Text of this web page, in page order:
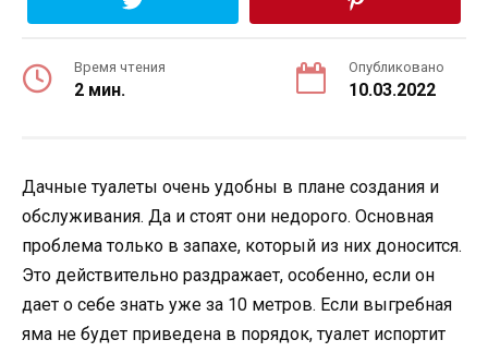
Время чтения
2 мин.
Опубликовано
10.03.2022
Дачные туалеты очень удобны в плане создания и
обслуживания. Да и стоят они недорого. Основная
проблема только в запахе, который из них доносится.
Это действительно раздражает, особенно, если он
дает о себе знать уже за 10 метров. Если выгребная
яма не будет приведена в порядок, туалет испортит